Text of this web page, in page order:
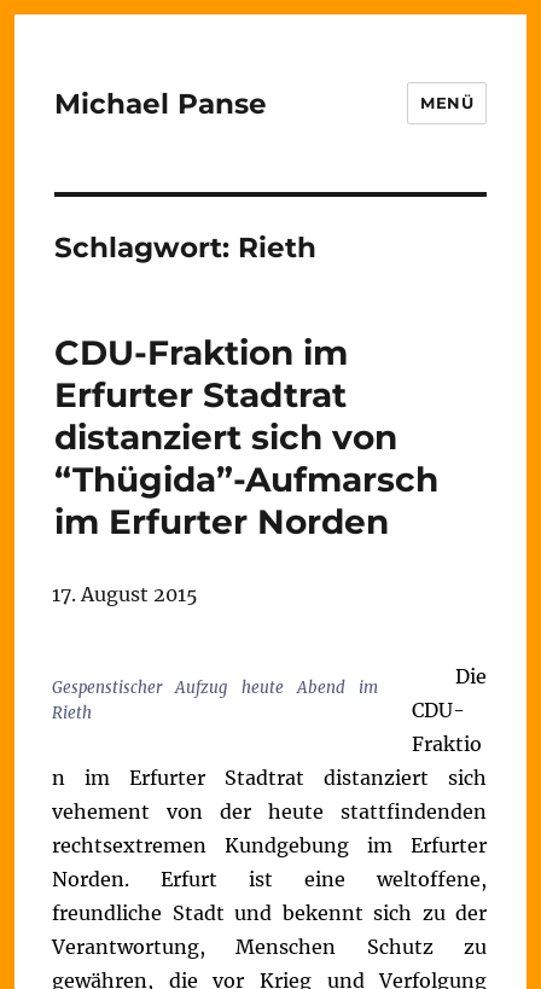
Michael Panse MENÜ
Schlagwort: Rieth
CDU-Fraktion im
Erfurter Stadtrat
distanziert sich von
“Thügida”-Aufmarsch
im Erfurter Norden
17. August 2015
Gespenstischer Aufzug heute Abend im
Rieth
Die
CDU-
Fraktio
n im Erfurter Stadtrat distanziert sich
vehement von der heute stattfindenden
rechtsextremen Kundgebung im Erfurter
Norden. Erfurt ist eine weltoffene,
freundliche Stadt und bekennt sich zu der
Verantwortung, Menschen Schutz zu
gewähren, die vor Krieg und Verfolgung